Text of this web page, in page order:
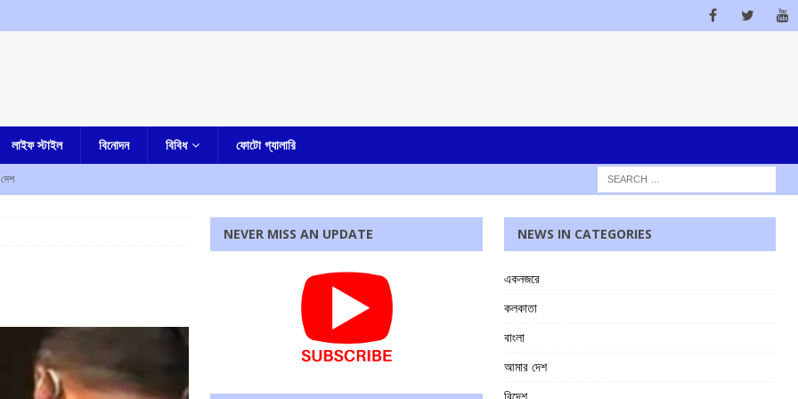
লাইফ স্টাইল বিনোদন বিবিধ ফোটো গ্যালারি
আট, আহত দশ
একাধিক অভিযোগ, গ্রেফতার নৈহাটির প্রাক্তন তৃণমূল বিধায়ক সনৎ দে
আমার বাংলা
উত্তেজনা ডোমজুর এলাকায়..
NEVER MISS AN UPDATE NEWS IN CATEGORIES
একনজরে
কলকাতা
বাংলা
আমার দেশ